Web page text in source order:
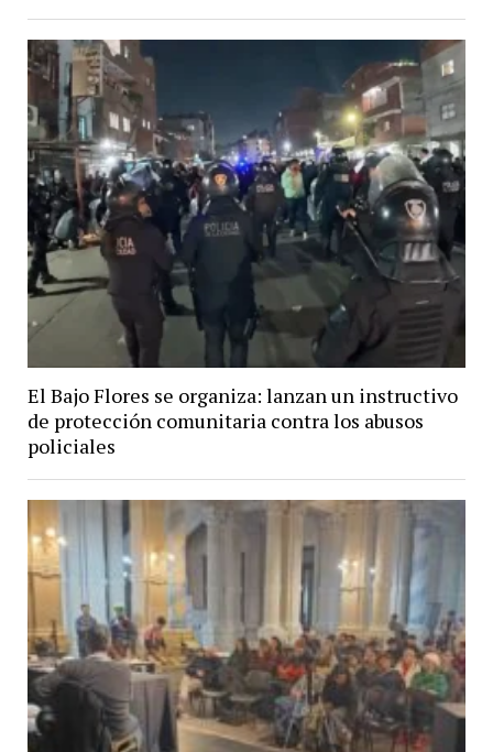
El Bajo Flores se organiza: lanzan un instructivo
de protección comunitaria contra los abusos
policiales